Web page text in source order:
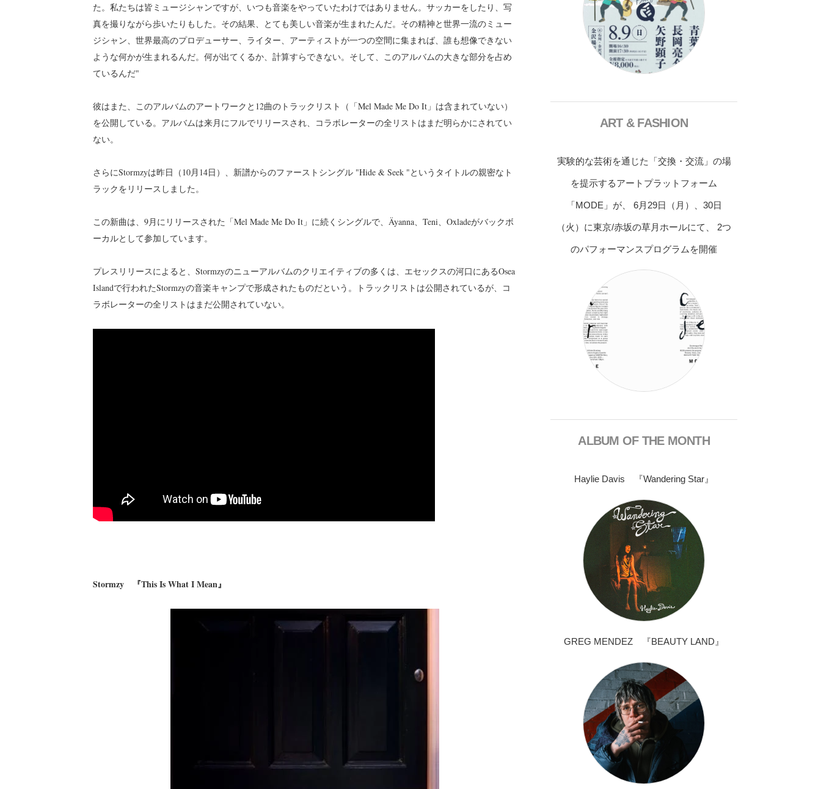
た。私たちは皆ミュージシャンですが、いつも音楽をやっていたわけではありません。サッカーをしたり、写
真を撮りながら歩いたりもした。その結果、とても美しい音楽が生まれたんだ。その精神と世界一流のミュー
ジシャン、世界最高のプロデューサー、ライター、アーティストが一つの空間に集まれば、誰も想像できない
ような何かが生まれるんだ。何が出てくるか、計算すらできない。そして、このアルバムの大きな部分を占め
ているんだ"
彼はまた、このアルバムのアートワークと12曲のトラックリスト（「Mel Made Me Do It」は含まれていない）
を公開している。アルバムは来月にフルでリリースされ、コラボレーターの全リストはまだ明らかにされてい
ない。
さらにStormzyは昨日（10月14日）、新譜からのファーストシングル "Hide & Seek "というタイトルの親密なト
ラックをリリースしました。
この新曲は、9月にリリースされた「Mel Made Me Do It」に続くシングルで、Äyanna、Teni、Oxladeがバックボ
ーカルとして参加しています。
プレスリリースによると、Stormzyのニューアルバムのクリエイティブの多くは、エセックスの河口にあるOsea
Islandで行われたStormzyの音楽キャンプで形成されたものだという。トラックリストは公開されているが、コ
ラボレーターの全リストはまだ公開されていない。
Stormzy 『This Is What I Mean』
ART & FASHION
実験的な芸術を通じた「交換・交流」の場
を提示するアートプラットフォーム
「MODE」が、 6月29日（月）、30日
（火）に東京/赤坂の草月ホールにて、 2つ
のパフォーマンスプログラムを開催
ALBUM OF THE MONTH
Haylie Davis 『Wandering Star』
GREG MENDEZ 『BEAUTY LAND』